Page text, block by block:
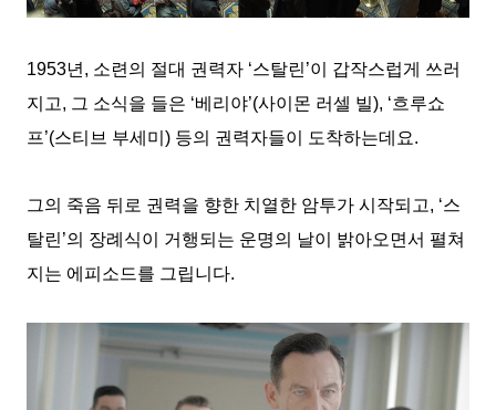
1953년, 소련의 절대 권력자 ‘스탈린’이 갑작스럽게 쓰러
지고, 그 소식을 들은 ‘베리야’(사이몬 러셀 빌), ‘흐루쇼
프’(스티브 부세미) 등의 권력자들이 도착하는데요.
그의 죽음 뒤로 권력을 향한 치열한 암투가 시작되고, ‘스
탈린’의 장례식이 거행되는 운명의 날이 밝아오면서 펼쳐
지는 에피소드를 그립니다.